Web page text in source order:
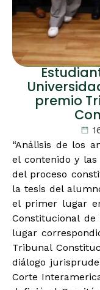
premio
“Análisis de los
el contenido y
del proceso
la tesis del
el primer lugar
Constitucional de
lugar
Tribunal
diálogo
Corte